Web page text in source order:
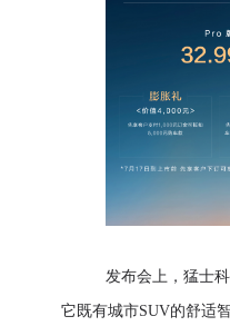
发布会上，猛士
它既有城市SUV的舒适